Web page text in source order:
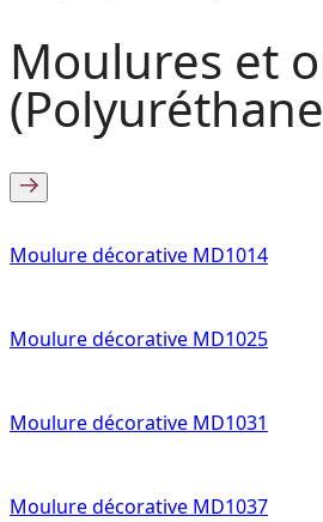
Moulures et
Moulure décorative MD1014
Moulure décorative MD1025
Moulure décorative MD1031
Moulure décorative MD1037